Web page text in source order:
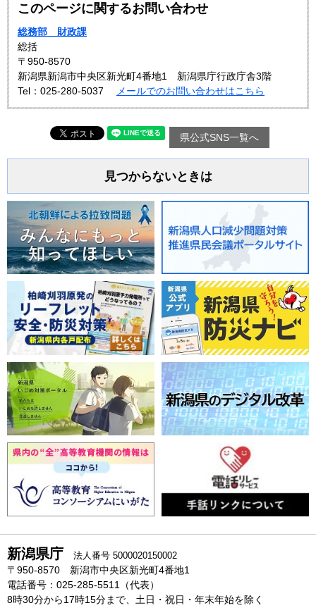
このページに関するお問い合わせ
総務部 財政課
総括
〒950-8570
新潟県新潟市中央区新光町4番地1 新潟県庁行政庁舎3階
Tel：025-280-5037
メールでのお問い合わせはこちら
県公式SNS一覧へ
見つからないときは
新潟県庁 法人番号 5000020150002
〒950-8570 新潟市中央区新光町4番地1
電話番号：025-285-5511（代表）
8時30分から17時15分まで、土日・祝日・年末年始を除く